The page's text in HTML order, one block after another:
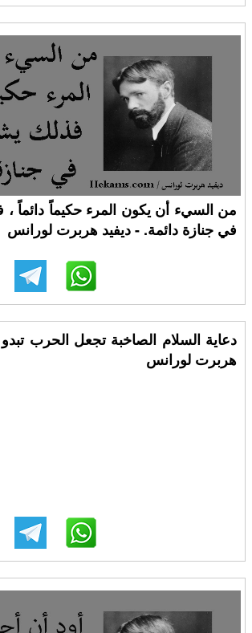
من السيء أن يكون المرء حكيماً دائماً
في جنازة دائمة. - ديفيد هربرت لورانس
دعاية السلام الصاخبة تجعل الحرب
هربرت لورانس